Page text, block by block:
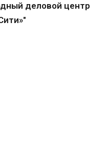
деловой центр